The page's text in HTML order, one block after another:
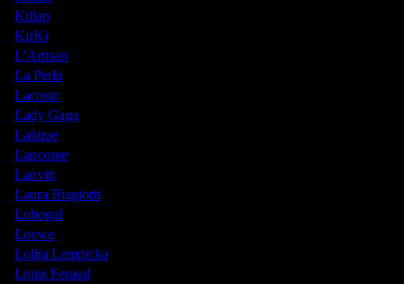
Kilian
KirKi
L'Artisan
La Perla
Lacoste
Lady Gaga
Lalique
Lancome
Lanvin
Laura Biagiotti
Lobogal
Loewe
Lolita Lempicka
Louis Feraud